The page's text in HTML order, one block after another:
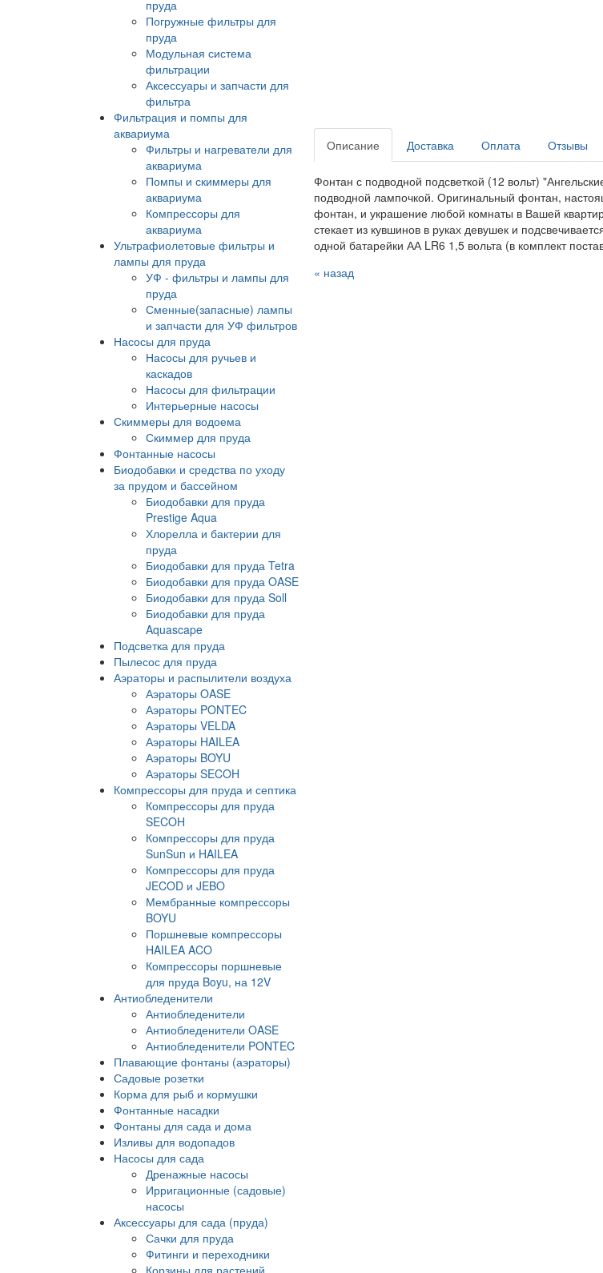
пруда
Погружные фильтры для
пруда
Модульная система
фильтрации
Аксессуары и запчасти для
фильтра
Фильтрация и помпы для
аквариума
Фильтры и нагреватели для
аквариума
Помпы и скиммеры для
аквариума
Компрессоры для
аквариума
Ультрафиолетовые фильтры и
лампы для пруда
УФ - фильтры и лампы для
пруда
Сменные(запасные) лампы
и запчасти для УФ фильтров
Насосы для пруда
Насосы для ручьев и
каскадов
Насосы для фильтрации
Интерьерные насосы
Скиммеры для водоема
Скиммер для пруда
Фонтанные насосы
Биодобавки и средства по уходу
за прудом и бассейном
Биодобавки для пруда
Prestige Aqua
Хлорелла и бактерии для
пруда
Биодобавки для пруда Tetra
Биодобавки для пруда OASE
Биодобавки для пруда Soll
Биодобавки для пруда
Aquascape
Подсветка для пруда
Пылесос для пруда
Аэраторы и распылители воздуха
Аэраторы OASE
Аэраторы PONTEC
Аэраторы VELDA
Аэраторы HAILEA
Аэраторы BOYU
Аэраторы SECOH
Компрессоры для пруда и септика
Компрессоры для пруда
SECOH
Компрессоры для пруда
SunSun и HAILEA
Компрессоры для пруда
JECOD и JEBO
Мембранные компрессоры
BOYU
Поршневые компрессоры
HAILEA ACO
Компрессоры поршневые
для пруда Boyu, на 12V
Антиобледенители
Антиобледенители
Антиобледенители OASE
Антиобледенители PONTEC
Плавающие фонтаны (аэраторы)
Садовые розетки
Корма для рыб и кормушки
Фонтанные насадки
Фонтаны для сада и дома
Изливы для водопадов
Насосы для сада
Дренажные насосы
Ирригационные (садовые)
насосы
Аксессуары для сада (пруда)
Сачки для пруда
Фитинги и переходники
Корзины для растений
Описание Доставка Оплата Отзывы
Фонтан с подводной подсветкой (12 вольт)
подводной лампочкой. Оригинальный фонтан,
фонтан, и украшение любой комнаты в Вашей
стекает из кувшинов в руках девушек и
одной батарейки АА LR6 1,5 вольта (в комплект
« назад